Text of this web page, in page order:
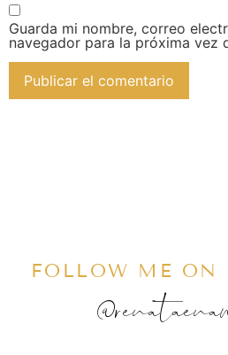
Guarda mi nombre, correo
navegador para la próxima vez
FOLLOW ME ON